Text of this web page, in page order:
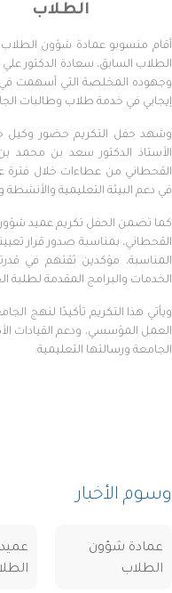
الطلاب
أقام منسوبو عمادة شؤون
الطلاب السابق، سعادة الدكتور
وجهوده المخلصة التي أسهمت في
إيجابي في خدمة طلاب وطالبات
وشهد حفل التكريم حضور وكيل
الأستاذ الدكتور سعد بن محمد
القحطاني من عطاءات خلال فترة
في دعم البيئة التعليمية والأنشطة
كما تضمن الحفل تكريم عميد
القحطاني، بمناسبة صدور قرار
المناسبة، مؤكدين ثقتهم في
الخدمات والبرامج المقدمة لطلبة
ويأتي هذا التكريم تأكيدًا لنهج
العمل المؤسسي، ودعم القيادات
الجامعة ورسالتها التعليمية.
وسوم الأخبار
عمادة شؤون
الطلاب